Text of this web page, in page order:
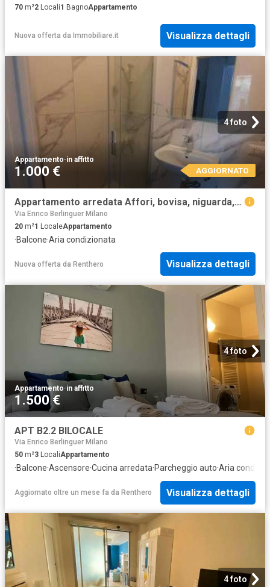
70 m²2 Locali1 BagnoAppartamento
Nuova offerta da Immobiliare.it Visualizza dettagli
4 foto
Appartamento·in affitto
1.000 € AGGIORNATO
Appartamento arredata Affori, bovisa, niguarda, testi
Via Enrico Berlinguer Milano
20 m²1 LocaleAppartamento
·Balcone·Aria condizionata
Nuova offerta da Renthero Visualizza dettagli
4 foto
Appartamento·in affitto
1.500 €
APT B2.2 BILOCALE
Via Enrico Berlinguer Milano
50 m²3 LocaliAppartamento
·Balcone·Ascensore·Cucina arredata·Parcheggio auto·Aria
Aggiornato oltre un mese fa da Renthero Visualizza dettagli
4 foto